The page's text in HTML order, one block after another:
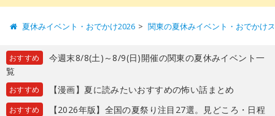
夏休みイベント・おでかけ2026 関東の夏休みイベント・おでかけ
おすすめ
今週末8/8(土)～8/9(日)開催の関東の夏休みイベント一
覧
おすすめ 【漫画】夏に読みたいおすすめの怖い話まとめ
おすすめ
【2026年版】全国の夏祭り注目27選。見どころ・日程